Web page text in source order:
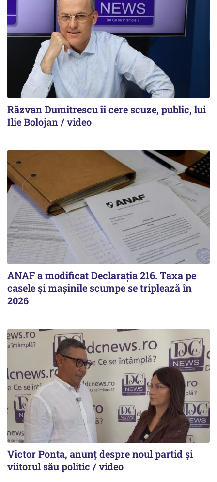
Răzvan Dumitrescu îi cere scuze, public, lui
Ilie Bolojan / video
ANAF a modificat Declarația 216. Taxa pe
casele și mașinile scumpe se triplează în
2026
Victor Ponta, anunț despre noul partid și
viitorul său politic / video